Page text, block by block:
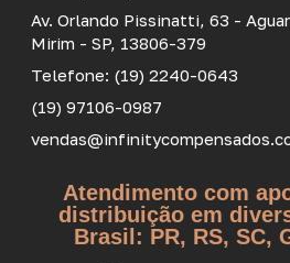
Av. Orlando Pissinatti, 63 -
Mirim - SP, 13806-379
Telefone: (19) 2240-0643
(19) 97106-0987
Atendimento com
distribuição em
Brasil: PR, RS, SC,